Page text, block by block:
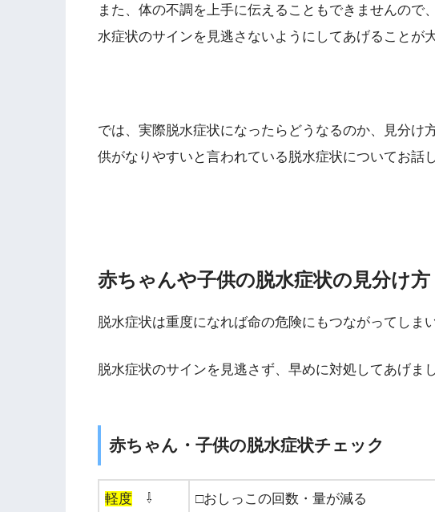
また、体の不調を上手に伝えることもできませんので
水症状のサインを見逃さないようにしてあげることが
では、実際脱水症状になったらどうなるのか、見分け
供がなりやすいと言われている脱水症状についてお話
赤ちゃんや子供の脱水症状の見分け方
脱水症状は重度になれば命の危険にもつながってしまい
脱水症状のサインを見逃さず、早めに対処してあげまし
赤ちゃん・子供の脱水症状チェック
軽度 ⇩ □おしっこの回数・量が減る